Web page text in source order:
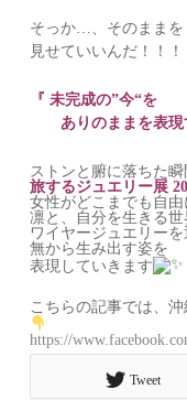
そっか…、そのままを
見せていいんだ！！！
『 未完成の”今“を
ありのままを表現
ストンと腑に落ちた瞬
旅するジュエリー展
女性がどこまでも自由
凛と、自分を生きる世
ワイヤージュエリーを
無から生み出す姿を
表現していきます
こちらの記事では、
https://
Tweet